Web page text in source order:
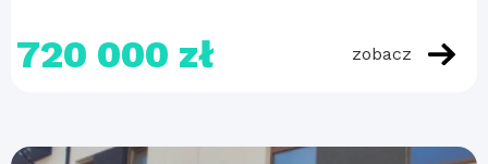
720 000 zł zobacz